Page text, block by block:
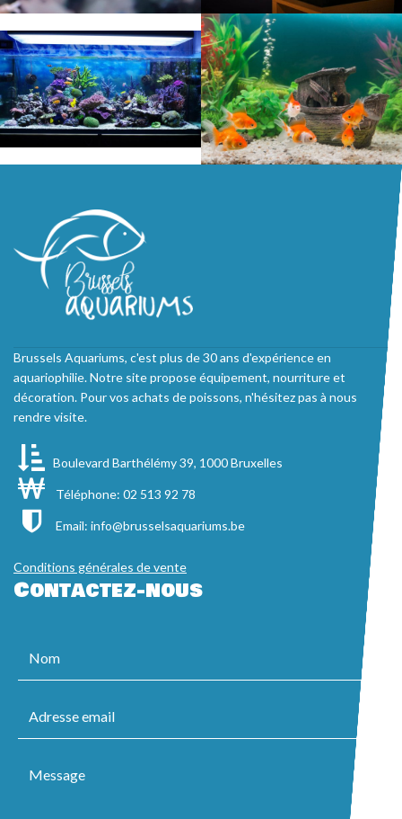
Brussels Aquariums, c'est plus de 30 ans d'expérience en
aquariophilie. Notre site propose équipement, nourriture et
décoration. Pour vos achats de poissons, n'hésitez pas à nous
rendre visite.
Boulevard Barthélémy 39, 1000 Bruxelles
Téléphone: 02 513 92 78
Email: info@brusselsaquariums.be
Conditions générales de vente
Contactez-nous